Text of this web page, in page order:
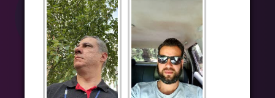
#Zoom
4 pessoas
#Novanativa
4 pessoas
#LoveHits
3 pessoas
#WordPlay
3 pessoas